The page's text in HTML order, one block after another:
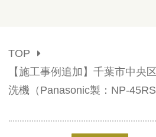
TOP
【施工事例追加】千葉市中央
洗機（Panasonic製：NP-